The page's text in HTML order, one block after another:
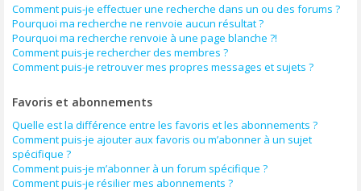
Comment puis-je effectuer une recherche dans un ou des forums ?
Pourquoi ma recherche ne renvoie aucun résultat ?
Pourquoi ma recherche renvoie à une page blanche ?!
Comment puis-je rechercher des membres ?
Comment puis-je retrouver mes propres messages et sujets ?
Favoris et abonnements
Quelle est la différence entre les favoris et les abonnements ?
Comment puis-je ajouter aux favoris ou m’abonner à un sujet
spécifique ?
Comment puis-je m’abonner à un forum spécifique ?
Comment puis-je résilier mes abonnements ?